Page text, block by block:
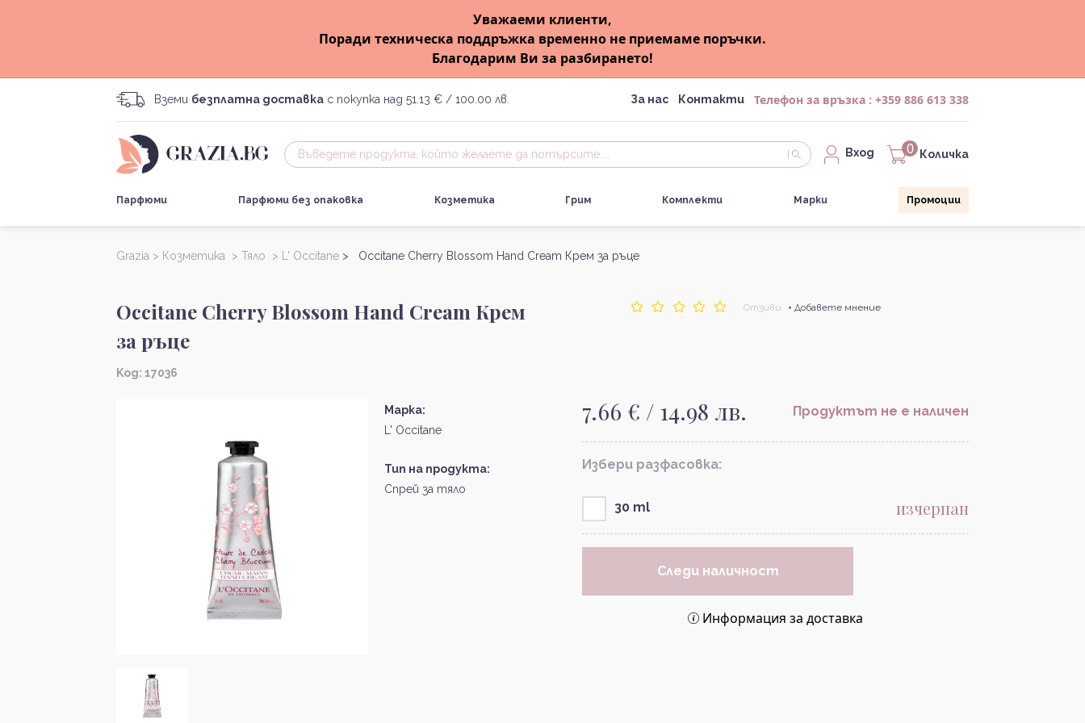
Уважаеми клиенти,
Поради техническа поддръжка временно не приемаме поръчки.
Благодарим Ви за разбирането!
Вземи безплатна доставка с покупка над 51.13 € / 100.00 лв. За нас Контакти Телефон за връзка : +359 886 613 338
Вход 0 Количка
Парфюми Парфюми без опаковка Козметика Грим Комплекти Марки Промоции
Grazia > Козметика > Тяло > L' Occitane > Occitane Cherry Blossom Hand Cream Крем за ръце
Occitane Cherry Blossom Hand Cream Крем
за ръце
Kод: 17036
Отзиви + Добавете мнение
Марка:
L' Occitane
Тип на продукта:
Спрей за тяло
7.66 € / 14.98 лв. Продуктът не е наличен
Избери разфасовка:
30 ml изчерпан
Следи наличност
Информация за доставка